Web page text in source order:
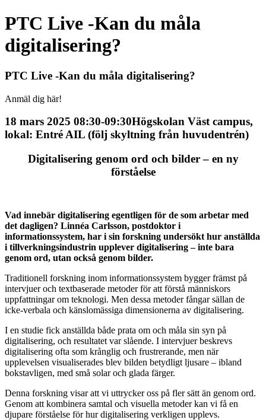
PTC Live -Kan du måla
digitalisering?
PTC Live -Kan du måla digitalisering?
Anmäl dig här!
18 mars 2025 08:30-09:30Högskolan Väst campus,
lokal: Entré AIL (följ skyltning från huvudentrén)
Digitalisering genom ord och bilder – en ny
förståelse
Vad innebär digitalisering egentligen för de som arbetar med
det dagligen? Linnéa Carlsson, postdoktor i
informationssystem, har i sin forskning undersökt hur anställda
i tillverkningsindustrin upplever digitalisering – inte bara
genom ord, utan också genom bilder.
Traditionell forskning inom informationssystem bygger främst på
intervjuer och textbaserade metoder för att förstå människors
uppfattningar om teknologi. Men dessa metoder fångar sällan de
icke-verbala och känslomässiga dimensionerna av digitalisering.
I en studie fick anställda både prata om och måla sin syn på
digitalisering, och resultatet var slående. I intervjuer beskrevs
digitalisering ofta som krånglig och frustrerande, men när
upplevelsen visualiserades blev bilden betydligt ljusare – ibland
bokstavligen, med små solar och glada färger.
Denna forskning visar att vi uttrycker oss på fler sätt än genom ord.
Genom att kombinera samtal och visuella metoder kan vi få en
djupare förståelse för hur digitalisering verkligen upplevs.